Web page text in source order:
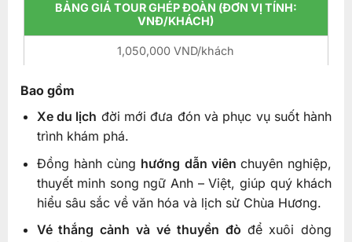
BẢNG GIÁ TOUR GHÉP ĐOÀN (ĐƠN VỊ TÍNH:
VNĐ/KHÁCH)
1,050,000 VND/khách
Bao gồm
Xe du lịch đời mới đưa đón và phục vụ suốt hành
trình khám phá.
Đồng hành cùng hướng dẫn viên chuyên nghiệp,
thuyết minh song ngữ Anh – Việt, giúp quý khách
hiểu sâu sắc về văn hóa và lịch sử Chùa Hương.
Vé thắng cảnh và vé thuyền đò để xuôi dòng